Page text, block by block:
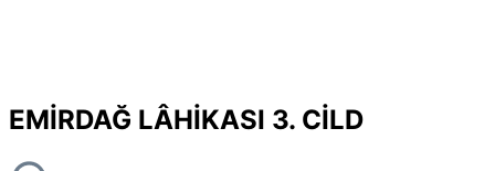
EMİRDAĞ LÂHİKASI 3. CİLD